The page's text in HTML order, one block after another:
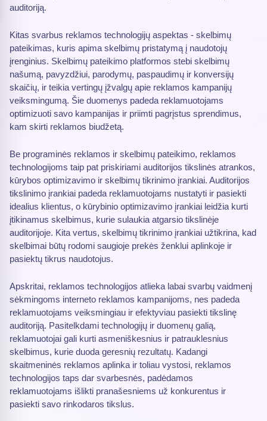
auditoriją.
Kitas svarbus reklamos technologijų aspektas - skelbimų
pateikimas, kuris apima skelbimų pristatymą į naudotojų
įrenginius. Skelbimų pateikimo platformos stebi skelbimų
našumą, pavyzdžiui, parodymų, paspaudimų ir konversijų
skaičių, ir teikia vertingų įžvalgų apie reklamos kampanijų
veiksmingumą. Šie duomenys padeda reklamuotojams
optimizuoti savo kampanijas ir priimti pagrįstus sprendimus,
kam skirti reklamos biudžetą.
Be programinės reklamos ir skelbimų pateikimo, reklamos
technologijoms taip pat priskiriami auditorijos tikslinės atrankos,
kūrybos optimizavimo ir skelbimų tikrinimo įrankiai. Auditorijos
tikslinimo įrankiai padeda reklamuotojams nustatyti ir pasiekti
idealius klientus, o kūrybinio optimizavimo įrankiai leidžia kurti
įtikinamus skelbimus, kurie sulaukia atgarsio tikslinėje
auditorijoje. Kita vertus, skelbimų tikrinimo įrankiai užtikrina, kad
skelbimai būtų rodomi saugioje prekės ženklui aplinkoje ir
pasiektų tikrus naudotojus.
Apskritai, reklamos technologijos atlieka labai svarbų vaidmenį
sėkmingoms interneto reklamos kampanijoms, nes padeda
reklamuotojams veiksmingiau ir efektyviau pasiekti tikslinę
auditoriją. Pasitelkdami technologijų ir duomenų galią,
reklamuotojai gali kurti asmeniškesnius ir patrauklesnius
skelbimus, kurie duoda geresnių rezultatų. Kadangi
skaitmeninės reklamos aplinka ir toliau vystosi, reklamos
technologijos taps dar svarbesnės, padėdamos
reklamuotojams išlikti pranašesniems už konkurentus ir
pasiekti savo rinkodaros tikslus.